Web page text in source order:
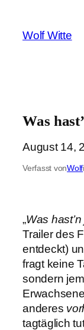
springen
Wolf Witte
Was
August 14,
Verfasst vonWolf
„Was hast’n
Trailer des
entdeckt)
fragt keine
sondern
anderes
tagtäglich